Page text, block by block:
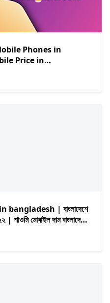
Phones in
Price in
| বাংলাদেশে
| শাওমি মোবাইল দাম বাংলাদেশ